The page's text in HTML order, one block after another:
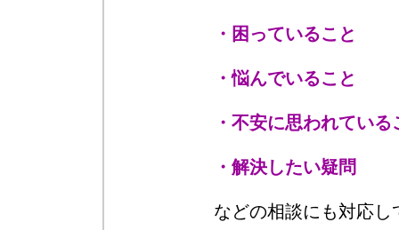
・困っていること
・悩んでいること
・不安に思われている
・解決したい疑問
などの相談にも対応し